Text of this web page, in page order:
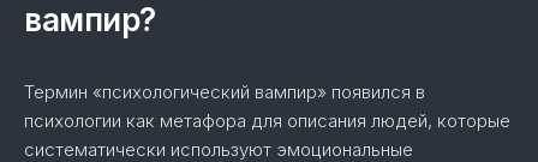
вампир?
Термин «психологический вампир» появился в
психологии как метафора для описания людей, которые
систематически используют эмоциональные